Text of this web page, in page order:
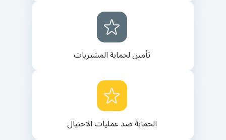
تأمين لحماية المشتريات
الحماية ضد عمليات الاحتيال